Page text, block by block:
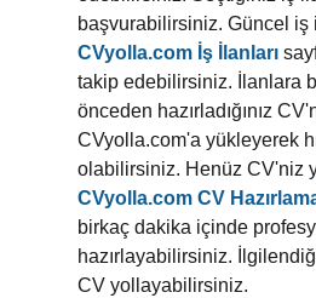
başvurabilirsiniz. Güncel iş
CVyolla.com İş İlanları
takip edebilirsiniz. İlanlara
önceden hazırladığınız
CVyolla.com'a yükleyerek
olabilirsiniz. Henüz CV'niz
CVyolla.com CV
birkaç dakika içinde
hazırlayabilirsiniz.
CV yollayabilirsiniz.